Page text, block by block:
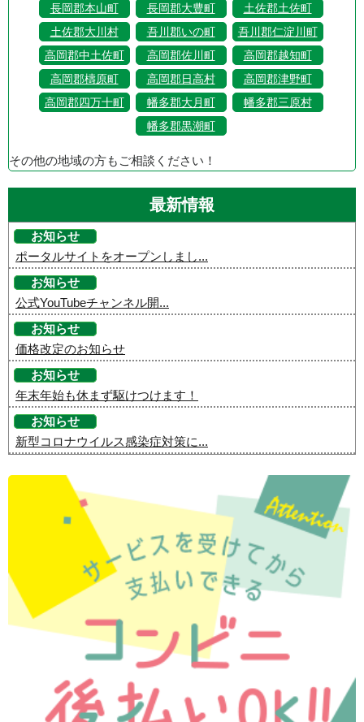
長岡郡本山町
長岡郡大豊町
土佐郡土佐町
土佐郡大川村
吾川郡いの町
吾川郡仁淀川町
高岡郡中土佐町
高岡郡佐川町
高岡郡越知町
高岡郡檮原町
高岡郡日高村
高岡郡津野町
高岡郡四万十町
幡多郡大月町
幡多郡三原村
幡多郡黒潮町
その他の地域の方もご相談ください！
最新情報
お知らせ
ポータルサイトをオープンしまし...
お知らせ
公式YouTubeチャンネル開...
お知らせ
価格改定のお知らせ
お知らせ
年末年始も休まず駆けつけます！
お知らせ
新型コロナウイルス感染症対策に...